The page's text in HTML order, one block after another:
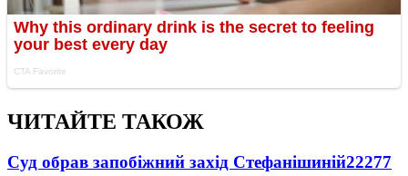
ЧИТАЙТЕ ТАКОЖ
Суд обрав запобіжний захід Стефанішиній22277